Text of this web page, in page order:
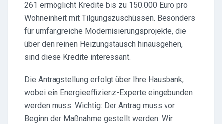
261 ermöglicht Kredite bis zu 150.000 Euro pro
Wohneinheit mit Tilgungszuschüssen. Besonders
für umfangreiche Modernisierungsprojekte, die
über den reinen Heizungstausch hinausgehen,
sind diese Kredite interessant.
Die Antragstellung erfolgt über Ihre Hausbank,
wobei ein Energieeffizienz-Experte eingebunden
werden muss. Wichtig: Der Antrag muss vor
Beginn der Maßnahme gestellt werden. Wir